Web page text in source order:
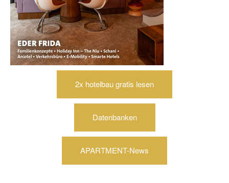
2x hotelbau gratis lesen
Datenbanken
APARTMENT-News